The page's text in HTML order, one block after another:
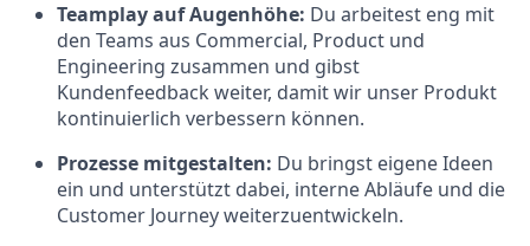
Teamplay auf Augenhöhe: Du arbeitest eng mit
den Teams aus Commercial, Product und
Engineering zusammen und gibst
Kundenfeedback weiter, damit wir unser Produkt
kontinuierlich verbessern können.
Prozesse mitgestalten: Du bringst eigene Ideen
ein und unterstützt dabei, interne Abläufe und die
Customer Journey weiterzuentwickeln.